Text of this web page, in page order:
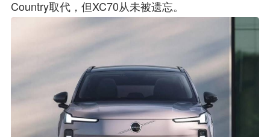
Country取代，但XC70从未被遗忘。